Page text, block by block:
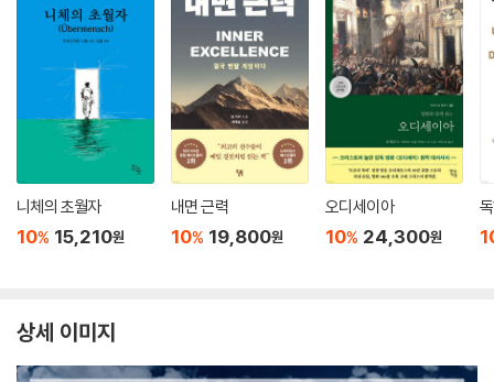
니체의 초월자
10% 15,210원
내면 근력
10% 19,800원
오디세이아
10% 24,300원
상세 이미지